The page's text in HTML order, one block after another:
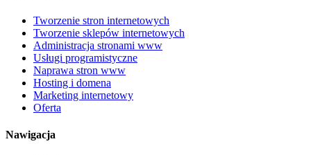
Tworzenie stron internetowych
Tworzenie sklepów internetowych
Administracja stronami www
Usługi programistyczne
Naprawa stron www
Hosting i domena
Marketing internetowy
Oferta
Nawigacja